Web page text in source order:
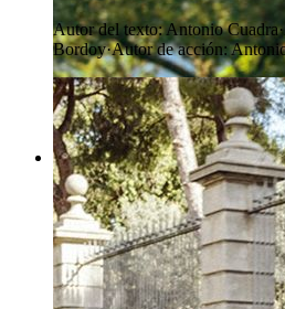
Autor del texto: Antonio Cuadra·
Bordoy·Autor de acción: